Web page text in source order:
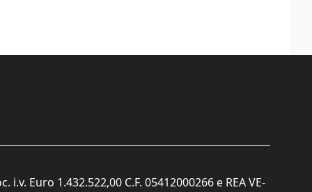
Euro 1.432.522,00 C.F. 05412000266 e REA VE-